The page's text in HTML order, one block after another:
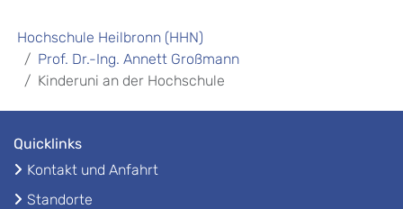
Hochschule Heilbronn (HHN)
Prof. Dr.-Ing. Annett Großmann
Kinderuni an der Hochschule
Quicklinks
Kontakt und Anfahrt
Standorte